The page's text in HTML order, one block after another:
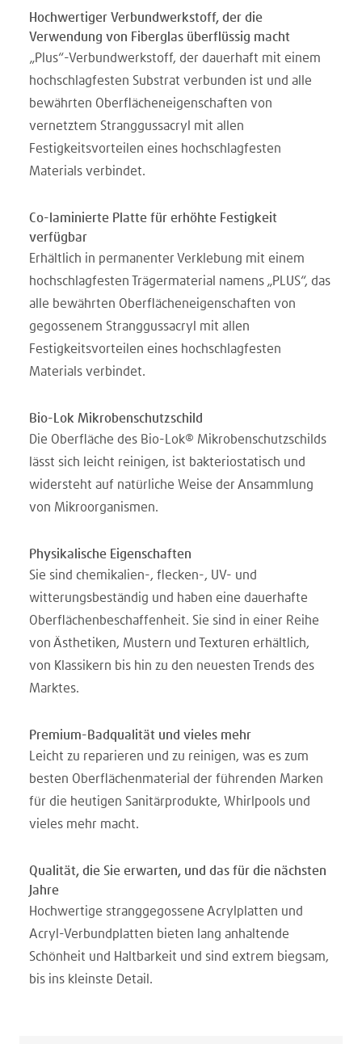
Hochwertiger Verbundwerkstoff, der die
Verwendung von Fiberglas überflüssig macht
„Plus“-Verbundwerkstoff, der dauerhaft mit einem
hochschlagfesten Substrat verbunden ist und alle
bewährten Oberflächeneigenschaften von
vernetztem Stranggussacryl mit allen
Festigkeitsvorteilen eines hochschlagfesten
Materials verbindet.
Co-laminierte Platte für erhöhte Festigkeit
verfügbar
Erhältlich in permanenter Verklebung mit einem
hochschlagfesten Trägermaterial namens „PLUS“, das
alle bewährten Oberflächeneigenschaften von
gegossenem Stranggussacryl mit allen
Festigkeitsvorteilen eines hochschlagfesten
Materials verbindet.
Bio-Lok Mikrobenschutzschild
Die Oberfläche des Bio-Lok® Mikrobenschutzschilds
lässt sich leicht reinigen, ist bakteriostatisch und
widersteht auf natürliche Weise der Ansammlung
von Mikroorganismen.
Physikalische Eigenschaften
Sie sind chemikalien-, flecken-, UV- und
witterungsbeständig und haben eine dauerhafte
Oberflächenbeschaffenheit. Sie sind in einer Reihe
von Ästhetiken, Mustern und Texturen erhältlich,
von Klassikern bis hin zu den neuesten Trends des
Marktes.
Premium-Badqualität und vieles mehr
Leicht zu reparieren und zu reinigen, was es zum
besten Oberflächenmaterial der führenden Marken
für die heutigen Sanitärprodukte, Whirlpools und
vieles mehr macht.
Qualität, die Sie erwarten, und das für die nächsten
Jahre
Hochwertige stranggegossene Acrylplatten und
Acryl-Verbundplatten bieten lang anhaltende
Schönheit und Haltbarkeit und sind extrem biegsam,
bis ins kleinste Detail.